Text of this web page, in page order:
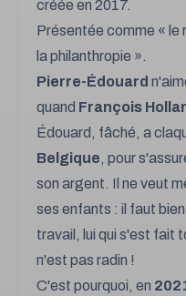
créée en 2017.
Présentée comme « le
la philanthropie ».
Pierre-Édouard
quand François
Édouard, fâché, a
Belgique, pour
son argent. Il ne veut
ses enfants : il faut
travail, lui qui s'est fait
n'est pas radin !
C'est pourquoi, en